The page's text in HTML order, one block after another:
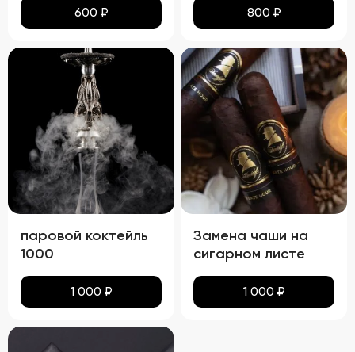
600 ₽ 800 ₽
паровой коктейль
1000
1 000 ₽
Замена чаши на
сигарном листе
1 000 ₽